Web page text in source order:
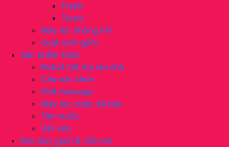
Fresh
Turbo
Máy lọc không khí
Quạt sưởi gốm
Sản phẩm khác
Robot hút bụi lau nhà
Cân sức khỏe
Ghế massage
Máy lọc nước để bàn
Tăm nước
Vali kéo
Keo dán gạch & chà ron